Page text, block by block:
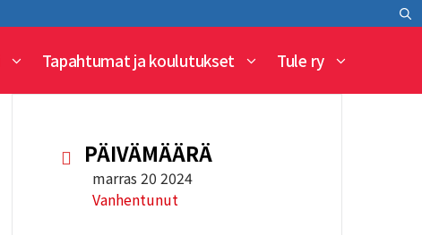
Tapahtumat ja koulutukset Tule ry
PÄIVÄMÄÄRÄ
marras 20 2024
Vanhentunut